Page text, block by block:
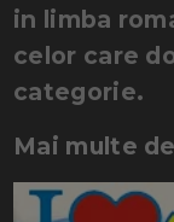
in limba
celor care
categorie.
Mai multe